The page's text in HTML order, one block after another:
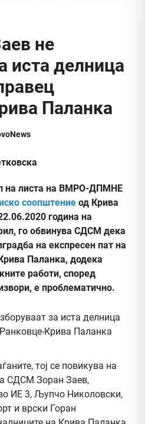
не
иста делница
Паланка
на листа на ВМРО-ДПМНЕ
соопштение од Крива
година на
го обвинува СДСМ дека
на експресен пат на
Паланка, додека
работи, според
е проблематично.
тој се повикува на
СДСМ Зоран Заев,
ИЕ 3, Љупчо Николовски,
и врски Горан